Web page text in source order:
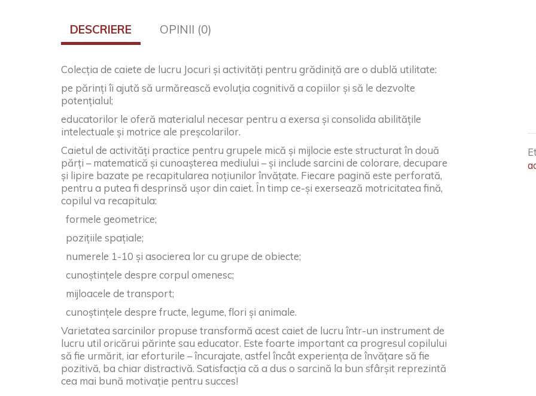
DESCRIERE OPINII (0)
Colecția de caiete de lucru Jocuri și activități pentru grădiniță are o dublă utilitate:
pe părinți îi ajută să urmărească evoluția cognitivă a copiilor și să le dezvolte
potențialul;
educatorilor le oferă materialul necesar pentru a exersa și consolida abilitățile
intelectuale și motrice ale preșcolarilor.
Caietul de activități practice pentru grupele mică și mijlocie este structurat în două
părți – matematică și cunoașterea mediului – și include sarcini de colorare, decupare
și lipire bazate pe recapitularea noțiunilor învățate. Fiecare pagină este perforată,
pentru a putea fi desprinsă ușor din caiet. În timp ce-și exersează motricitatea fină,
copilul va recapitula:
formele geometrice;
pozițiile spațiale;
numerele 1-10 și asocierea lor cu grupe de obiecte;
cunoștințele despre corpul omenesc;
mijloacele de transport;
cunoștințele despre fructe, legume, flori și animale.
Varietatea sarcinilor propuse transformă acest caiet de lucru într-un instrument de
lucru util oricărui părinte sau educator. Este foarte important ca progresul copilului
să fie urmărit, iar eforturile – încurajate, astfel încât experiența de învățare să fie
pozitivă, ba chiar distractivă. Satisfacția că a dus o sarcină la bun sfârșit reprezintă
cea mai bună motivație pentru succes!